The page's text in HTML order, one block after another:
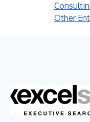
Other